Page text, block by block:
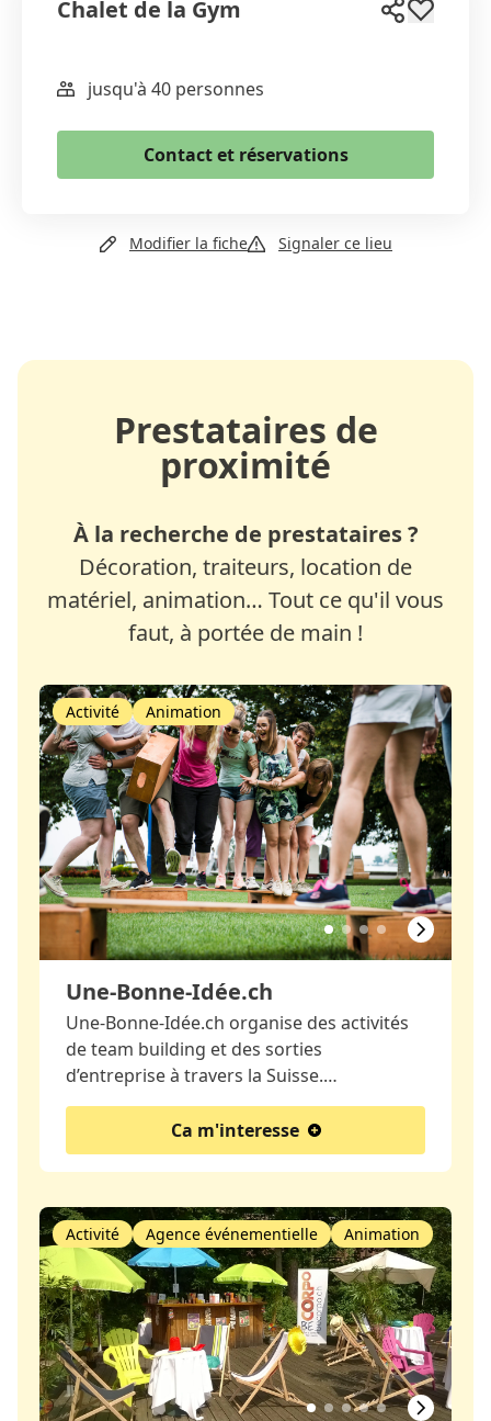
Chalet de la Gym
WhatsApp
Email
Copier le lien
jusqu'à 40 personnes
Contact et réservations
Site web
Modifier la fiche Signaler ce lieu
Prestataires de
proximité
À la recherche de prestataires ?
Décoration, traiteurs, location de
matériel, animation… Tout ce qu'il vous
faut, à portée de main !
Une-Bonne-Idée.ch
Activité Animation
Une-Bonne-Idée.ch organise des activités
de team building et des sorties
d’entreprise à travers la Suisse.…
Ca m'interesse
Activité Agence événementielle Animation